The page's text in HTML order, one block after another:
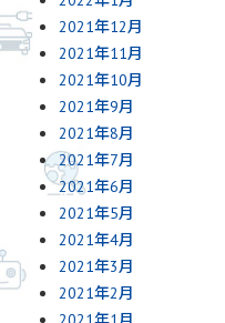
2021年12月
2021年11月
2021年10月
2021年9月
2021年8月
2021年7月
2021年6月
2021年5月
2021年4月
2021年3月
2021年2月